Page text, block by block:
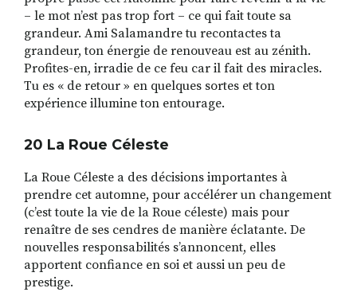
– le mot n’est pas trop fort – ce qui fait toute sa
grandeur. Ami Salamandre tu recontactes ta
grandeur, ton énergie de renouveau est au zénith.
Profites-en, irradie de ce feu car il fait des miracles.
Tu es « de retour » en quelques sortes et ton
expérience illumine ton entourage.
20 La Roue Cé leste
La Roue Céleste a des décisions importantes à
prendre cet automne, pour accélérer un changement
(c’est toute la vie de la Roue céleste) mais pour
renaître de ses cendres de manière éclatante. De
nouvelles responsabilités s’annoncent, elles
apportent confiance en soi et aussi un peu de
prestige.